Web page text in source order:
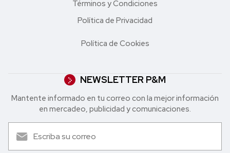
Términos y Condiciones
Política de Privacidad
Política de Cookies
NEWSLETTER P&M
Mantente informado en tu correo con la mejor in formación
en mercadeo, publicidad y comunicaciones.